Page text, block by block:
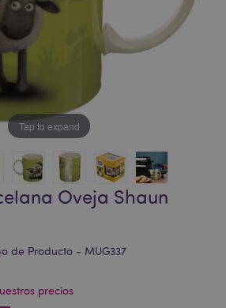
Tap to expand
Oveja Shaun
de Producto - MUG337
precios